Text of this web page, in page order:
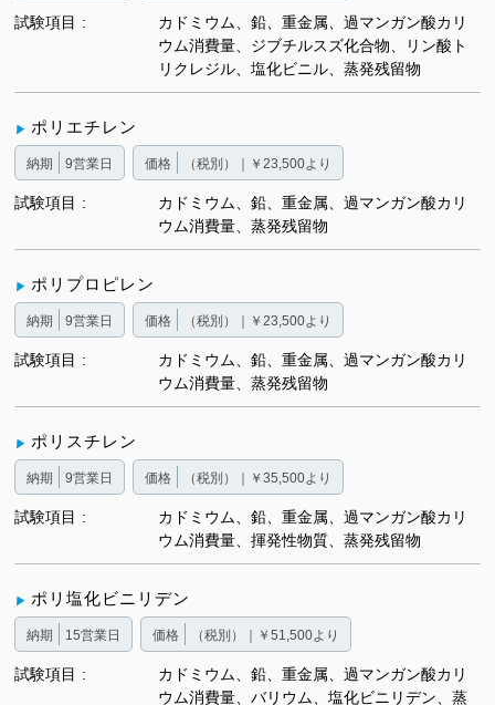
試験項目
カドミウム、鉛、重金属、過マンガン酸カリ
ウム消費量、ジブチルスズ化合物、リン酸ト
リクレジル、塩化ビニル、蒸発残留物
ポリエチレン
納期 9営業日 価格 （税別）｜￥23,500より
試験項目
カドミウム、鉛、重金属、過マンガン酸カリ
ウム消費量、蒸発残留物
ポリプロピレン
納期 9営業日 価格 （税別）｜￥23,500より
試験項目
カドミウム、鉛、重金属、過マンガン酸カリ
ウム消費量、蒸発残留物
ポリスチレン
納期 9営業日 価格 （税別）｜￥35,500より
試験項目
カドミウム、鉛、重金属、過マンガン酸カリ
ウム消費量、揮発性物質、蒸発残留物
ポリ塩化ビニリデン
納期 15営業日 価格 （税別）｜￥51,500より
試験項目
カドミウム、鉛、重金属、過マンガン酸カリ
ウム消費量、バリウム、塩化ビニリデン、蒸